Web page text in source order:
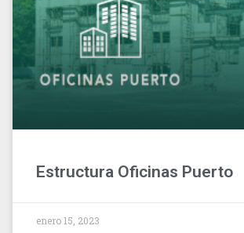
Estructura Oficinas Puerto
enero 15, 2023